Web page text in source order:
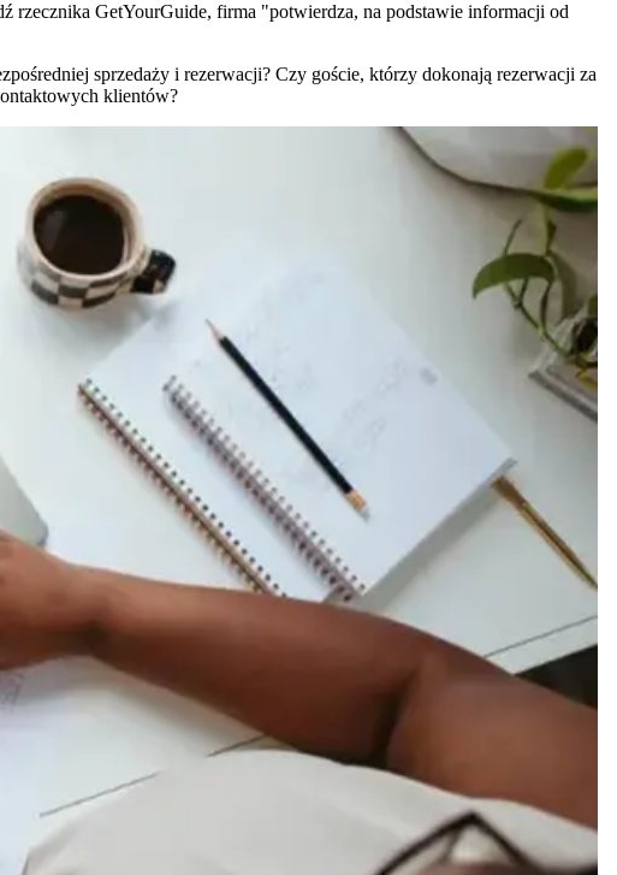
rzecznika GetYourGuide, firma "potwierdza, na podstawie informacji od
sprzedaży i rezerwacji? Czy goście, którzy dokonają rezerwacji za
klientów?